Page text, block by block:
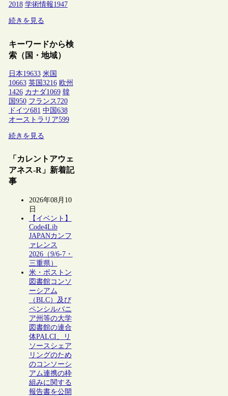
2018 学術情報1947
続きを見る
キーワードから検
索（国・地域）
日本19633 米国
10663 英国 3216 欧州
1426 カナダ1069 韓
国 950 フランス 720
ドイツ681 中国 638
オーストラリア599
続きを見る
「カレントアウェ
アネス-R」新着記
事
2026年08月10
日
【イベント】
Code4Lib
JAPANカンフ
ァレンス
2026（9/6-7・
三重県）
米・ボストン
図書館コンソ
ーシアム
（BLC）及び
ペンシルバニ
ア州等の大学
図書館の連合
体PALCI、リ
ソースシェア
リングのため
のコンソーシ
アム連携の枠
組みに関する
報告書を公開